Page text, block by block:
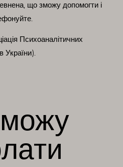
що зможу допомогти і
.
Психоаналітичних
України).